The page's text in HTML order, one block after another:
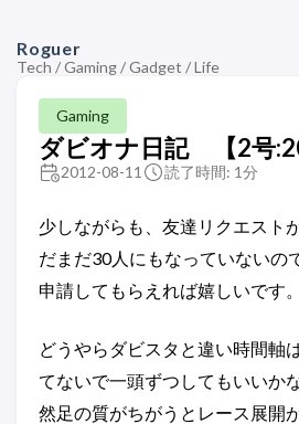
Roguer
Tech / Gaming / Gadget / Life
Gaming
ダビオナ日記 【2号
2012-08-11 読了時間: 1分
少しながらも、友達リクエスト
だまだ30人にもなっていないの
申請してもらえれば嬉しいです。
どうやらダビスタと違い時間軸
てないで一頭ずつしてもいいか
然足の質がちがうとレース展開